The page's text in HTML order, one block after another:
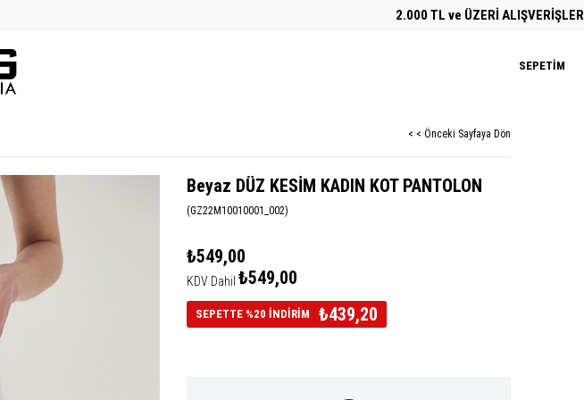
2.000 TL ve ÜZERİ ALIŞVERİŞLERDE
SEPETIM
< < Önceki Sayfaya Dön
Beyaz DÜZ KESİM KADIN KOT PANTOLON
(GZ22M10010001_002)
₺549,00
KDV Dahil ₺549,00
SEPETTE %20 İNDİRİM ₺439,20